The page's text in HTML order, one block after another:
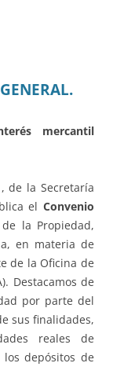
mercantil
, de la Secretaría
el Convenio
la Propiedad,
en materia de
de la Oficina de
Destacamos de
por parte del
sus finalidades,
reales de
depósitos de